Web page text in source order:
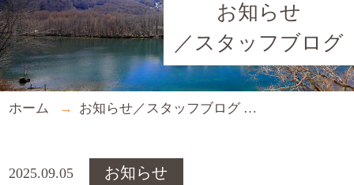
お知らせ
／スタッフブログ
ホーム お知らせ／スタッフブログ
2025.09.05 お知らせ